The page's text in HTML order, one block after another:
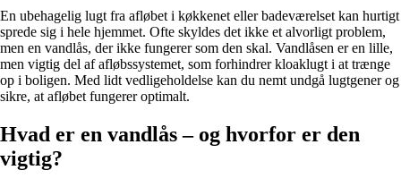
En ubehagelig lugt fra afløbet i køkkenet eller badeværelset kan hurtigt
sprede sig i hele hjemmet. Ofte skyldes det ikke et alvorligt problem,
men en vandlås, der ikke fungerer som den skal. Vandlåsen er en lille,
men vigtig del af afløbssystemet, som forhindrer kloaklugt i at trænge
op i boligen. Med lidt vedligeholdelse kan du nemt undgå lugtgener og
sikre, at afløbet fungerer optimalt.
Hvad er en vandlås – og hvorfor er den
vigtig?